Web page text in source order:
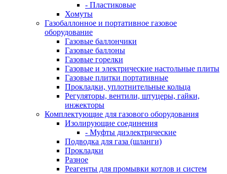
- Пластиковые
Хомуты
Газобаллонное и портативное газовое
оборудование
Газовые баллончики
Газовые баллоны
Газовые горелки
Газовые и электрические настольные плиты
Газовые плитки портативные
Прокладки, уплотнительные кольца
Регуляторы, вентили, штуцеры, гайки,
инжекторы
Комплектующие для газового оборудования
Изолирующие соединения
- Муфты диэлектрические
Подводка для газа (шланги)
Прокладки
Разное
Реагенты для промывки котлов и систем